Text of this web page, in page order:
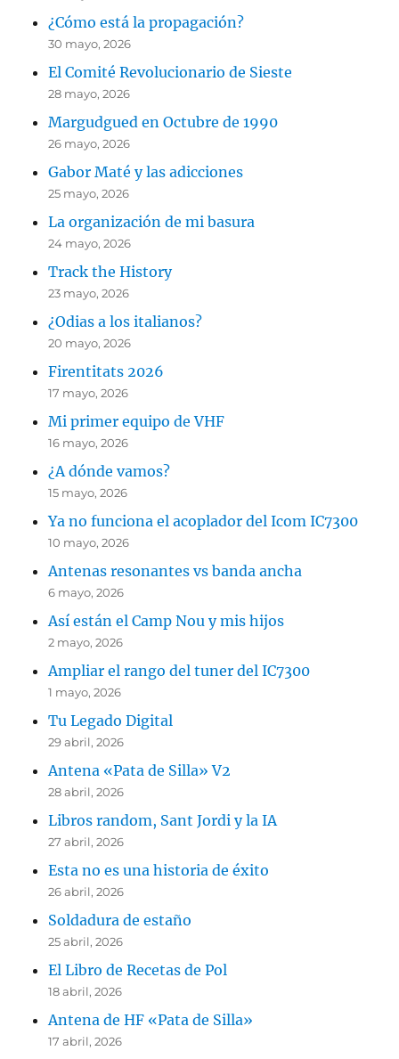
¿Cómo está la propagación?
30 mayo, 2026
El Comité Revolucionario de Sieste
28 mayo, 2026
Margudgued en Octubre de 1990
26 mayo, 2026
Gabor Maté y las adicciones
25 mayo, 2026
La organización de mi basura
24 mayo, 2026
Track the History
23 mayo, 2026
¿Odias a los italianos?
20 mayo, 2026
Firentitats 2026
17 mayo, 2026
Mi primer equipo de VHF
16 mayo, 2026
¿A dónde vamos?
15 mayo, 2026
Ya no funciona el acoplador del Icom IC7300
10 mayo, 2026
Antenas resonantes vs banda ancha
6 mayo, 2026
Así están el Camp Nou y mis hijos
2 mayo, 2026
Ampliar el rango del tuner del IC7300
1 mayo, 2026
Tu Legado Digital
29 abril, 2026
Antena «Pata de Silla» V2
28 abril, 2026
Libros random, Sant Jordi y la IA
27 abril, 2026
Esta no es una historia de éxito
26 abril, 2026
Soldadura de estaño
25 abril, 2026
El Libro de Recetas de Pol
18 abril, 2026
Antena de HF «Pata de Silla»
17 abril, 2026